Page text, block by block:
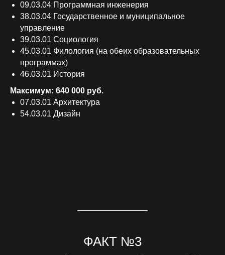
09.03.04 Программная инженерия
38.03.04 Государственное и муниципальное
управление
39.03.01 Социология
45.03.01 Филология (на обеих образовательных
программах)
46.03.01 История
Максимум: 640 000 руб.
07.03.01 Архитектура
54.03.01 Дизайн
ФАКТ №3